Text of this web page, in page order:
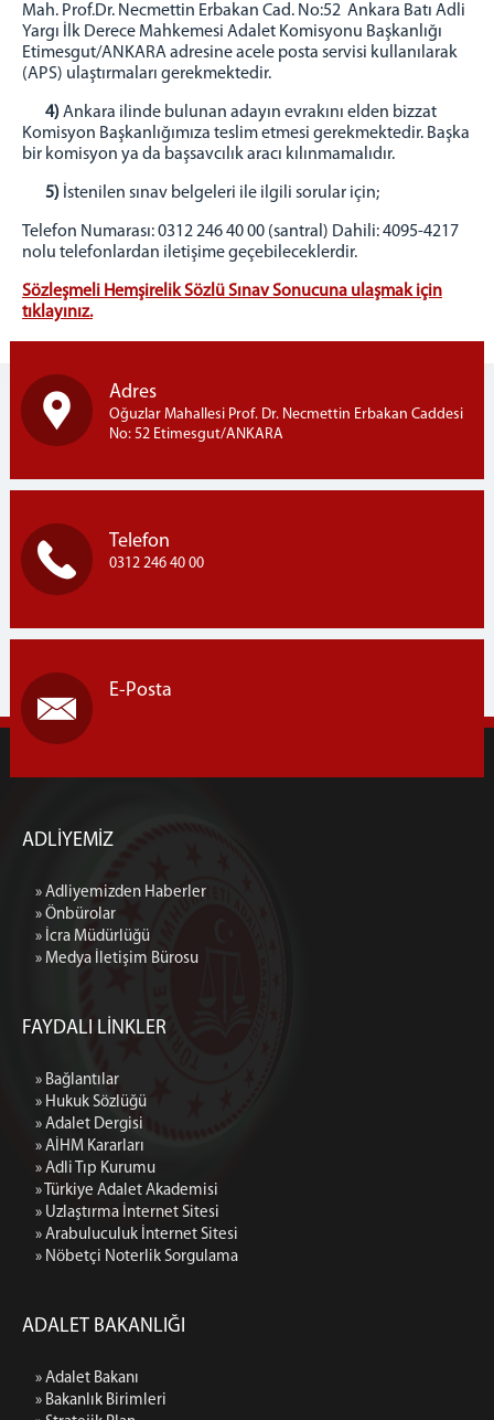
Mah. Prof.Dr. Necmettin Erbakan Cad. No:52 Ankara Batı Adli
Yargı İlk Derece Mahkemesi Adalet Komisyonu Başkanlığı
Etimesgut/ANKARA adresine acele posta servisi kullanılarak
(APS) ulaştırmaları gerekmektedir.
4)Ankara ilinde bulunan adayın evrakını elden bizzat
Komisyon Başkanlığımıza teslim etmesi gerekmektedir. Başka
bir komisyon ya da başsavcılık aracı kılınmamalıdır.
5) İstenilen sınav belgeleri ile ilgili sorular için;
Telefon Numarası: 0312 246 40 00 (santral) Dahili: 4095-4217
nolu telefonlardan iletişime geçebileceklerdir.
Sözleşmeli Hemşirelik Sözlü Sınav Sonucuna ulaşmak için
tıklayınız.
Adres
Oğuzlar Mahallesi Prof. Dr. Necmettin Erbakan Caddesi
No: 52 Etimesgut/ANKARA
Telefon
0312 246 40 00
E-Posta
ADLİYEMİZ
» Adliyemizden Haberler
» Önbürolar
» İcra Müdürlüğü
» Medya İletişim Bürosu
FAYDALI LİNKLER
» Bağlantılar
» Hukuk Sözlüğü
» Adalet Dergisi
» AİHM Kararları
» Adli Tıp Kurumu
» Türkiye Adalet Akademisi
» Uzlaştırma İnternet Sitesi
» Arabuluculuk İnternet Sitesi
» Nöbetçi Noterlik Sorgulama
ADALET BAKANLIĞI
» Adalet Bakanı
» Bakanlık Birimleri